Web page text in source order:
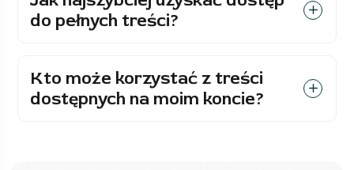
do pełnych treści?
Kto może korzystać z treści
dostępnych na moim koncie?